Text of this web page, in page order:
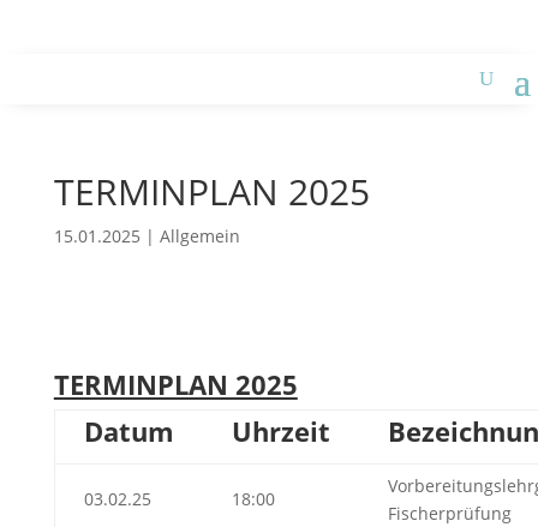
TERMINPLAN 2025
15.01.2025 | Allgemein
TERMINPLAN 2025
Datum
Uhrzeit
03.02.25 18:00
Fischerprüfung